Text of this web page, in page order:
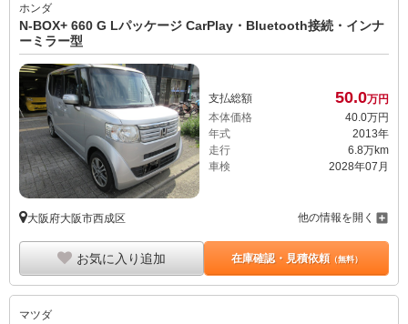
ホンダ
N-BOX+ 660 G Lパッケージ CarPlay・Bluetooth接続・インナ
ーミラー型
支払総額 50.0万円
本体価格
40. 0万円
年式
2013年
走行
6.8万km
車検
2028年07月
大阪府大阪市西成区 他の情報を開く
お気に入り追加 在庫確認・見積依頼（無料）
マツダ